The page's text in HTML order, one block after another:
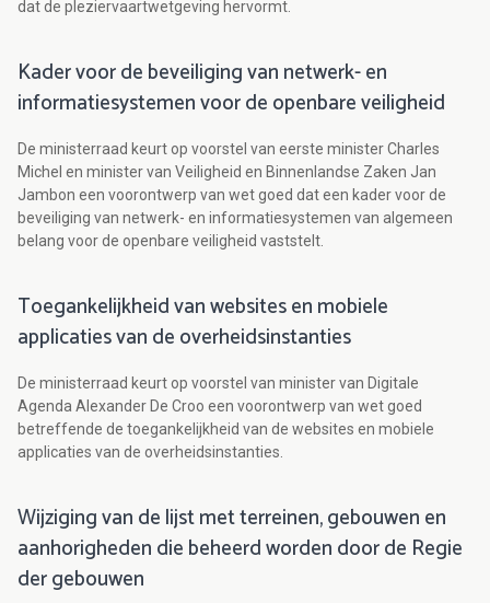
dat de pleziervaartwetgeving hervormt.
Kader voor de beveiliging van netwerk- en
informatiesystemen voor de openbare veiligheid
De ministerraad keurt op voorstel van eerste minister Charles
Michel en minister van Veiligheid en Binnenlandse Zaken Jan
Jambon een voorontwerp van wet goed dat een kader voor de
beveiliging van netwerk- en informatiesystemen van algemeen
belang voor de openbare veiligheid vaststelt.
Toegankelijkheid van websites en mobiele
applicaties van de overheidsinstanties
De ministerraad keurt op voorstel van minister van Digitale
Agenda Alexander De Croo een voorontwerp van wet goed
betreffende de toegankelijkheid van de websites en mobiele
applicaties van de overheidsinstanties.
Wijziging van de lijst met terreinen, gebouwen en
aanhorigheden die beheerd worden door de Regie
der gebouwen